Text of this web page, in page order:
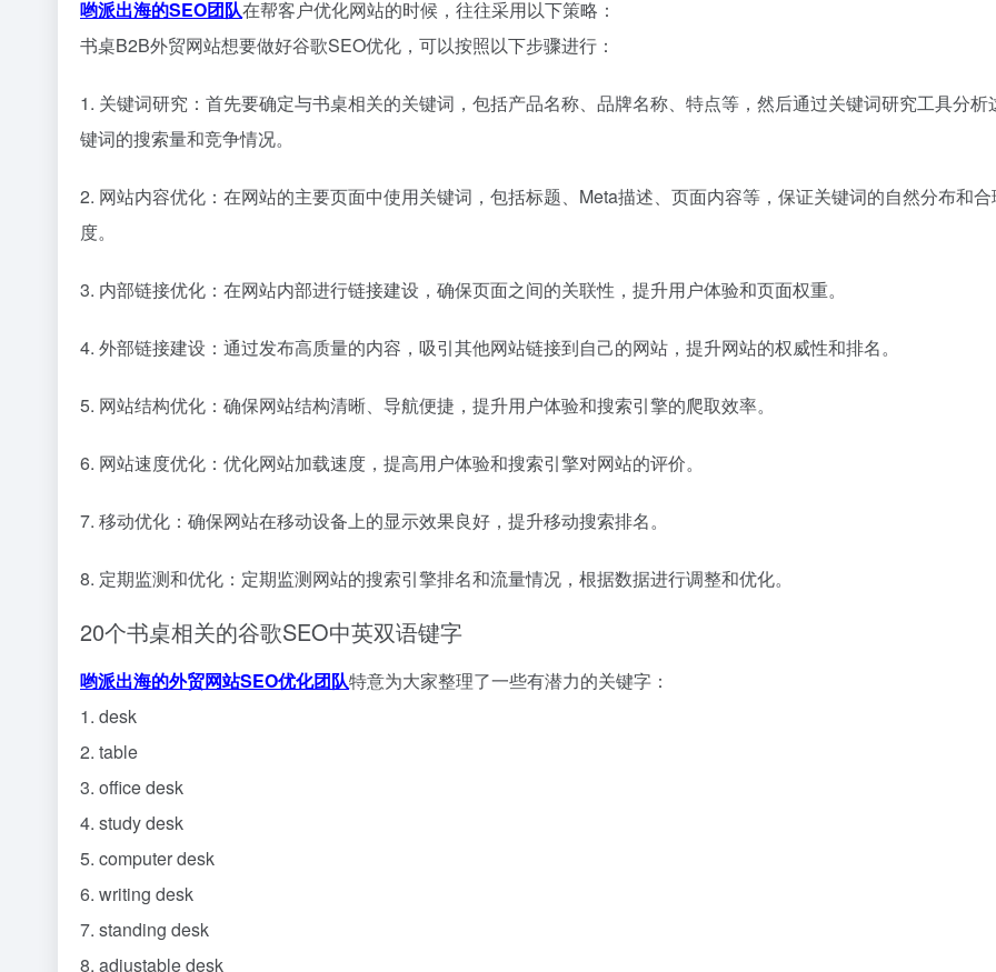
哟派出海的SEO团队在帮客户优化网站的时候，往往采用以下策略：
书桌B2B外贸网站想要做好谷歌SEO优化，可以按照以下步骤进行：
1. 关键词研究：首先要确定与书桌相关的关键词，包括产品名称、品牌名称、特点等，然后通过关键词研究工具分析
键词的搜索量和竞争情况。
2. 网站内容优化：在网站的主要页面中使用关键词，包括标题、Meta描述、页面内容等，保证关键词的自然分布和
度。
3. 内部链接优化：在网站内部进行链接建设，确保页面之间的关联性，提升用户体验和页面权重。
4. 外部链接建设：通过发布高质量的内容，吸引其他网站链接到自己的网站，提升网站的权威性和排名。
5. 网站结构优化：确保网站结构清晰、导航便捷，提升用户体验和搜索引擎的爬取效率。
6. 网站速度优化：优化网站加载速度，提高用户体验和搜索引擎对网站的评价。
7. 移动优化：确保网站在移动设备上的显示效果良好，提升移动搜索排名。
8. 定期监测和优化：定期监测网站的搜索引擎排名和流量情况，根据数据进行调整和优化。
20个书桌相关的谷歌SEO中英双语键字
哟派出海的外贸网站SEO优化团队特意为大家整理了一些有潜力的关键字：
1. desk
2. table
3. office desk
4. study desk
5. computer desk
6. writing desk
7. standing desk
8. adjustable desk